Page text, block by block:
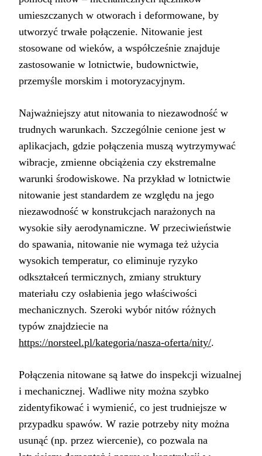
umieszczanych w otworach i deformowane, by
utworzyć trwałe połączenie. Nitowanie jest
stosowane od wieków, a współcześnie znajduje
zastosowanie w lotnictwie, budownictwie,
przemyśle morskim i motoryzacyjnym.
Najważniejszy atut nitowania to niezawodność w
trudnych warunkach. Szczególnie cenione jest w
aplikacjach, gdzie połączenia muszą wytrzymywać
wibracje, zmienne obciążenia czy ekstremalne
warunki środowiskowe. Na przykład w lotnictwie
nitowanie jest standardem ze względu na jego
niezawodność w konstrukcjach narażonych na
wysokie siły aerodynamiczne. W przeciwieństwie
do spawania, nitowanie nie wymaga też użycia
wysokich temperatur, co eliminuje ryzyko
odkształceń termicznych, zmiany struktury
materiału czy osłabienia jego właściwości
mechanicznych. Szeroki wybór nitów różnych
typów znajdziecie na
https://norsteel.pl/kategoria/nasza-oferta/nity/.
Połączenia nitowane są łatwe do inspekcji wizualnej
i mechanicznej. Wadliwe nity można szybko
zidentyfikować i wymienić, co jest trudniejsze w
przypadku spawów. W razie potrzeby nity można
usunąć (np. przez wiercenie), co pozwala na